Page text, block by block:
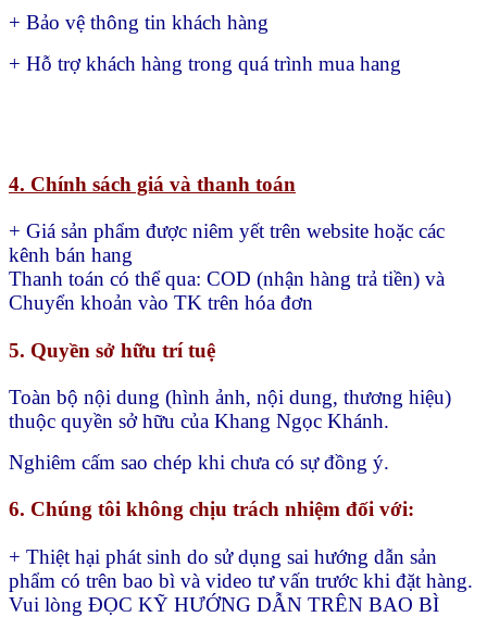
+ Bảo vệ thông tin khách hàng
+ Hỗ trợ khách hàng trong quá trình mua hang
4. Chính sách giá và thanh toán
+ Giá sản phẩm được niêm yết trên website hoặc các
kênh bán hang
Thanh toán có thể qua: COD (nhận hàng trả tiền) và
Chuyển khoản vào TK trên hóa đơn
5. Quyền sở hữu trí tuệ
Toàn bộ nội dung (hình ảnh, nội dung, thương hiệu)
thuộc quyền sở hữu của Khang Ngọc Khánh.
Nghiêm cấm sao chép khi chưa có sự đồng ý.
6. Chúng tôi không chịu trách nhiệm đối với:
+ Thiệt hại phát sinh do sử dụng sai hướng dẫn sản
phẩm có trên bao bì và video tư vấn trước khi đặt hàng.
Vui lòng ĐỌC KỸ HƯỚNG DẪN TRÊN BAO BÌ